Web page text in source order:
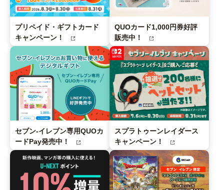
プリペイド・ギフトカード
キャンペーン！
QUOカード1,000円券好評
販売中！
セブン‐イレブン専用QUOカ
ードPay発売中！
スプラトゥーンレイダース
キャンペーン！